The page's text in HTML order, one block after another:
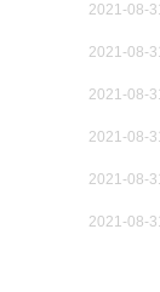
2021-08-
2021-08-
2021-08-
2021-08-
2021-08-
2021-08-